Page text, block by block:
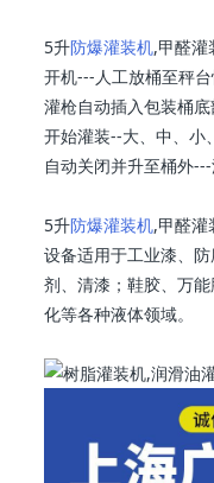
5升防爆灌装机,甲醛灌
开机---人工放桶至秤
灌枪自动插入包装桶
开始灌装--大、中、小
自动关闭并升至桶外---
5升防爆灌装机,甲醛灌
设备适用于工业漆、
剂、清漆；鞋胶、万
化等各种液体领域。